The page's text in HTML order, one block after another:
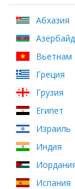
Абхазия
Вьетнам
Греция
Грузия
Египет
Израиль
Индия
Испания